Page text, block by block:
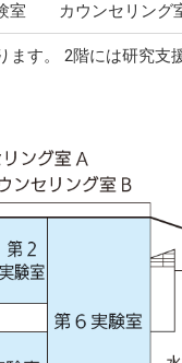
室 カウンセリング
す。 2階には研究支